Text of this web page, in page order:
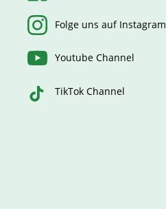
Folge uns auf Instagram
Youtube Channel
TikTok Channel